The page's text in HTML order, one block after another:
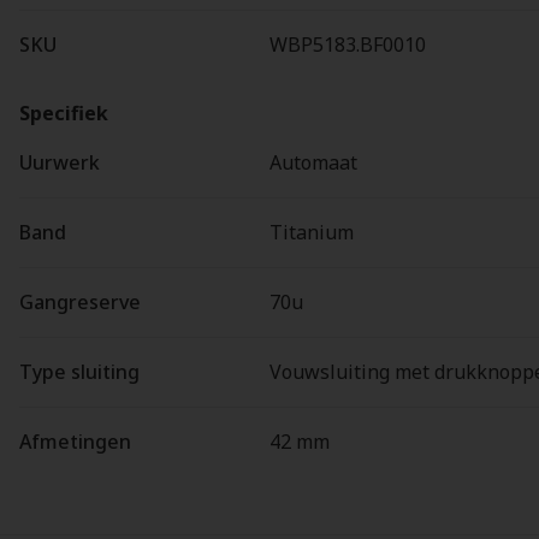
SKU WBP5183.BF0010
Specifiek
Uurwerk
Automaat
Band Titanium
Gangreserve 70u
Type sluiting Vouwsluiting met
Afmetingen 42 mm